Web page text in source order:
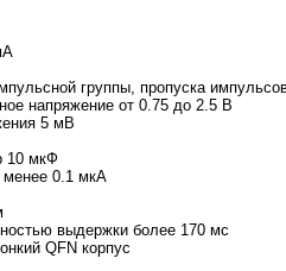
группы, пропуска
напряжение от 0.75 до 2.5 В
5 мВ
10 мкФ
менее 0.1 мкА
выдержки более 170 мс
QFN корпус